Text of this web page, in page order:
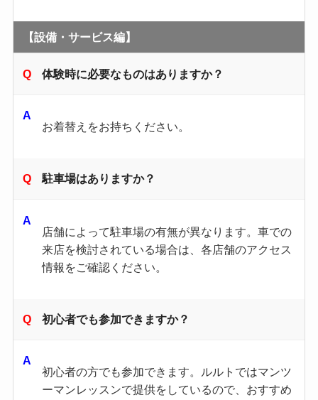
【設備・サービス編】
体験時に必要なものはありますか？
お着替えをお持ちください。
駐車場はありますか？
店舗によって駐車場の有無が異なります。​車での
来店を検討されている場合は、各店舗のアクセス
情報をご確認ください。
初心者でも参加できますか？
初心者の方でも参加できます。ルルトではマンツ
ーマンレッスンで提供をしているので、おすすめ